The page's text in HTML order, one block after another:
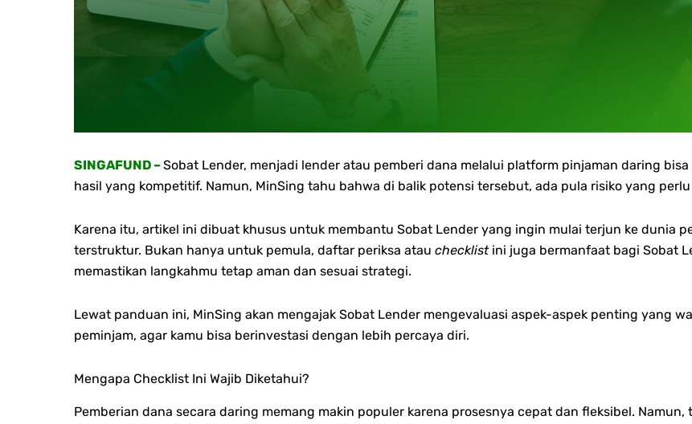
SINGAFUND –Sobat Lender, menjadi lender atau pemberi dana melalui platform pinjaman daring
hasil yang kompetitif. Namun, MinSing tahu bahwa di balik potensi tersebut, ada pula risiko yang
Karena itu, artikel ini dibuat khusus untuk membantu Sobat Lender yang ingin mulai terjun ke dunia
terstruktur. Bukan hanya untuk pemula, daftar periksa atau checklistini juga bermanfaat bagi Sobat
memastikan langkahmu tetap aman dan sesuai strategi.
Lewat panduan ini, MinSing akan mengajak Sobat Lender mengevaluasi aspek-aspek penting yang
peminjam, agar kamu bisa berinvestasi dengan lebih percaya diri.
Mengapa Checklist Ini Wajib Diketahui?
Pemberian dana secara daring memang makin populer karena prosesnya cepat dan fleksibel.